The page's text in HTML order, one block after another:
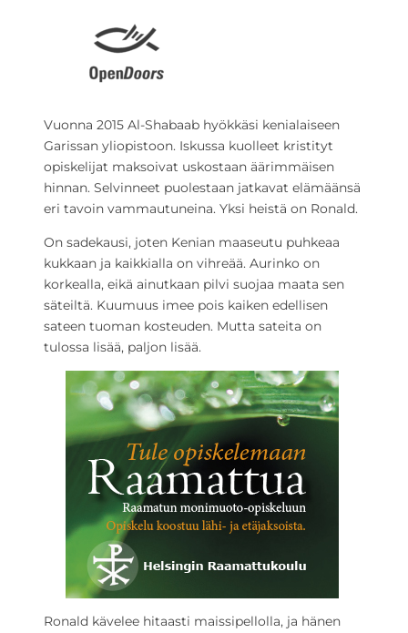
Vuonna 2015 Al-Shabaab hyökkäsi kenialaiseen
Garissan yliopistoon. Iskussa kuolleet kristityt
opiskelijat maksoivat uskostaan äärimmäisen
hinnan. Selvinneet puolestaan jatkavat elämäänsä
eri tavoin vammautuneina. Yksi heistä on Ronald.
On sadekausi, joten Kenian maaseutu puhkeaa
kukkaan ja kaikkialla on vihreää. Aurinko on
korkealla, eikä ainutkaan pilvi suojaa maata sen
säteiltä. Kuumuus imee pois kaiken edellisen
sateen tuoman kosteuden. Mutta sateita on
tulossa lisää, paljon lisää.
Ronald kävelee hitaasti maissipellolla, ja hänen